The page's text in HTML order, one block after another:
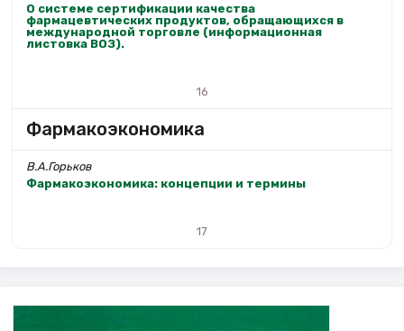
О системе сертификации качества
фармацевтических продуктов, обращающихся в
международной торговле (информационная
листовка ВОЗ).
16
Фармакоэкономика
В.А.Горьков
Фармакоэкономика: концепции и термины
17